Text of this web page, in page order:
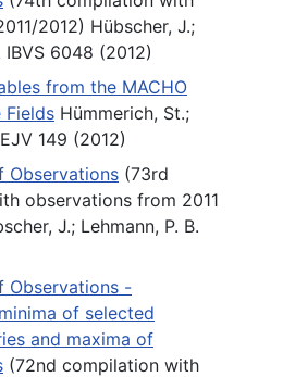
2012) Hübscher, J.;
IBVS 6048 (2012)
from the MACHO
Fields Hümmerich, St.;
149 (2012)
Observations (73rd
observations from 2011
J.; Lehmann, P. B.
Observations -
of selected
and maxima of
(72nd compilation with